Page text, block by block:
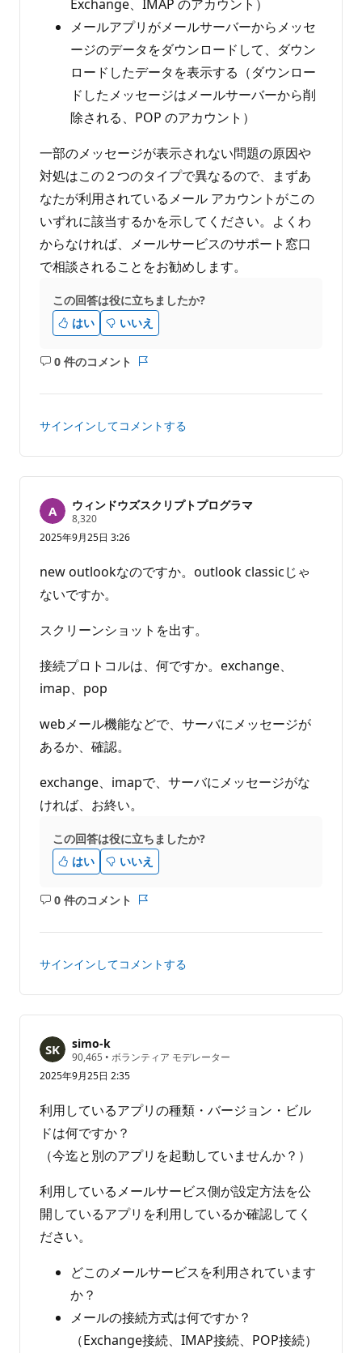
Exchange、IMAP のアカウント）
メールアプリがメールサーバーからメッセ
ージのデータをダウンロードして、ダウン
ロードしたデータを表示する（ダウンロー
ドしたメッセージはメールサーバーから削
除される、POP のアカウント）
一部のメッセージが表示されない問題の原因や
対処はこの２つのタイプで異なるので、まずあ
なたが利用されているメール アカウントがこの
いずれに該当するかを示してください。よくわ
からなければ、メールサービスのサポート窓口
で相談されることをお勧めします。
この回答は役に立ちましたか?
はい
いいえ
0 件のコメント
コ
ト
あ
せ
ん
ト
サインインしてコメントする
ウィンドウズスクリプトプログラマ
8,320評
価
の
イ
ン
ト
2025年9月25日 3:26
new outlookなのですか。outlook classicじゃ
ないですか。
スクリーンショットを出す。
接続プロトコルは、何ですか。exchange、
imap、pop
webメール機能などで、サーバにメッセージが
あるか、確認。
exchange、imapで、サーバにメッセージがな
ければ、お終い。
この回答は役に立ちましたか?
はい
いいえ
0 件のコメント
コ
ト
あ
せ
ん
ト
サインインしてコメントする
simo-k
90,465 評
価
の
イ
ン
ト
• ボランティア モデレーター
2025年9月25日 2:35
利用しているアプリの種類・バージョン・ビル
ドは何ですか？
（今迄と別のアプリを起動していませんか？）
利用しているメールサービス側が設定方法を公
開しているアプリを利用しているか確認してく
ださい。
どこのメールサービスを利用されています
か？
メールの接続方式は何ですか？
（Exchange接続、IMAP接続、POP接続）